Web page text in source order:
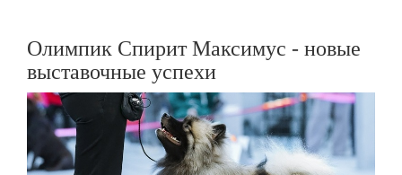
Олимпик Спирит Максимус - новые
выставочные успехи